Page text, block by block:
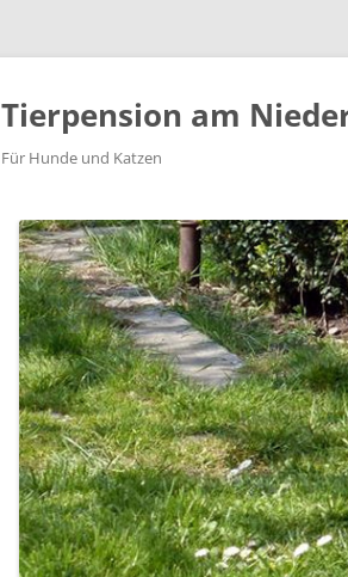
Tierpension am
Für Hunde und Katzen